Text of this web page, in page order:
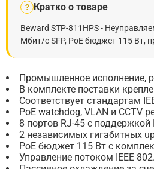
? Кратко о товаре
Beward STP-811HPS -
Мбит/с SFP, PoE бюджет 115 Вт,
Промышленное исполнение,
В комплекте поставки
Соответствует стандартам
PoE watchdog, VLAN и CCTV
8 портов RJ-45 с поддержкой
2 независимых гигабитных
PoE бюджет 115 Вт с
Управление потоком IEEE